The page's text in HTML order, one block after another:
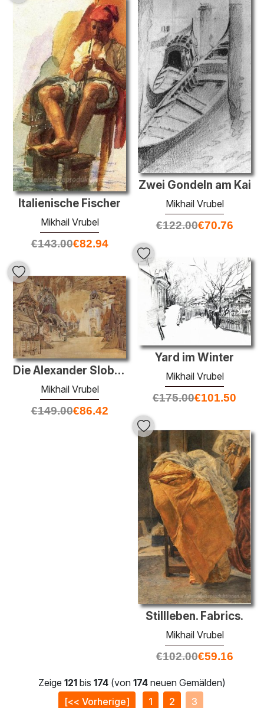
Zwei Gondeln am Kai
Mikhail Vrubel
€122.00€70.76
Italienische Fischer
Mikhail Vrubel
€143.00€82.94
Yard im Winter
Mikhail Vrubel
€175.00€101.50
Die Alexander Sloboda
Mikhail Vrubel
€149.00€86.42
Stillleben. Fabrics.
Mikhail Vrubel
€102.00€59.16
Zeige 121 bis 174 (von 174 neuen Gemälden)
[<< Vorherige]
1 2 3